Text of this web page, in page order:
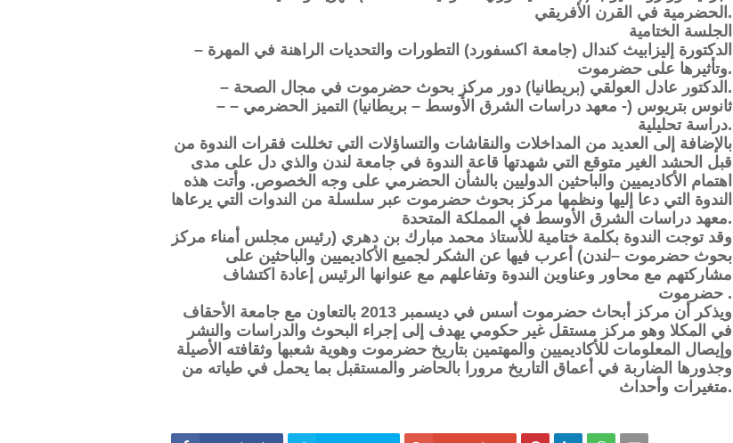
الحضرمية في القرن الأفريقي.
الجلسة الختامية
– الدكتورة إليزابيث كندال (جامعة اكسفورد) التطورات والتحديات الراهنة في المهرة
وتأثيرها على حضرموت.
– الدكتور عادل العولقي (بريطانيا) دور مركز بحوث حضرموت في مجال الصحة.
– ثانوس بتريوس (- معهد دراسات الشرق الأوسط – بريطانيا) التميز الحضرمي –
دراسة تحليلية.
بالإضافة إلى العديد من المداخلات والنقاشات والتساؤلات التي تخللت فقرات الندوة من
قبل الحشد الغير متوقع التي شهدتها قاعة الندوة في جامعة لندن والذي دل على مدى
اهتمام الأكاديميين والباحثين الدوليين بالشأن الحضرمي على وجه الخصوص. وأتت هذه
الندوة التي دعا إليها ونظمها مركز بحوث حضرموت عبر سلسلة من الندوات التي يرعاها
معهد دراسات الشرق الأوسط في المملكة المتحدة.
وقد توجت الندوة بكلمة ختامية للأستاذ محمد مبارك بن دهري (رئيس مجلس أمناء مركز
بحوث حضرموت –لندن) أعرب فيها عن الشكر لجميع الأكاديميين والباحثين على
مشاركتهم مع محاور وعناوين الندوة وتفاعلهم مع عنوانها الرئيس إعادة اكتشاف
حضرموت .
ويذكر أن مركز أبحاث حضرموت أسس في ديسمبر 2013 بالتعاون مع جامعة الأحقاف
في المكلا وهو مركز مستقل غير حكومي يهدف إلى إجراء البحوث والدراسات والنشر
وإيصال المعلومات للأكاديميين والمهتمين بتاريخ حضرموت وهوية شعبها وثقافته الأصيلة
وجذورها الضاربة في أعماق التاريخ مرورا بالحاضر والمستقبل بما يحمل في طياته من
متغيرات وأحداث.